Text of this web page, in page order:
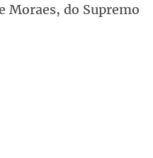
Moraes, do Supremo